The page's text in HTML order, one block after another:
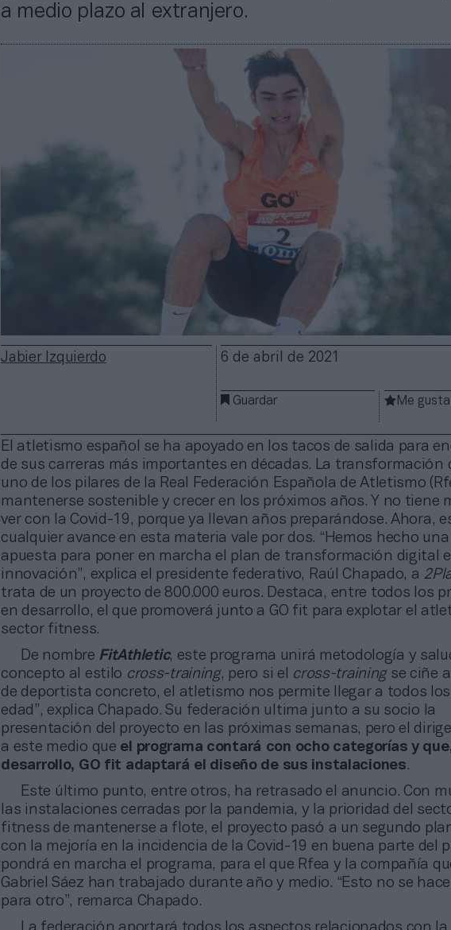
a medio plazo al extranjero.
Jabier Izquierdo 6 de abril de 2021
Guardar Me gusta
El atletismo español se ha apoyado en los tacos de salida para
de sus carreras más importantes en décadas. La transformación
uno de los pilares de la Real Federación Española de Atletismo
mantenerse sostenible y crecer en los próximos años. Y no tiene
ver con la Covid-19, porque ya llevan años preparándose. Ahora,
cualquier avance en esta materia vale por dos. “Hemos hecho
apuesta para poner en marcha el plan de transformación digital e
innovación”, explica el presidente federativo, Raúl Chapado, a
trata de un proyecto de 800.000 euros. Destaca, entre todos los
en desarrollo, el que promoverá junto a GO fit para explotar el
sector fitness.
De nombre FitAthletic, este programa unirá metodología y
concepto al estilo cross-training, pero si el cross-trainingse ciñe
de deportista concreto, el atletismo nos permite llegar a todos
edad”, explica Chapado. Su federación ultima junto a su socio la
presentación del proyecto en las próximas semanas, pero el
a este medio que el programa contará con ocho categorías y
desarrollo, GO fit adaptará el diseño de sus instalaciones.
Este último punto, entre otros, ha retrasado el anuncio. Con
las instalaciones cerradas por la pandemia, y la prioridad del
fitness de mantenerse a flote, el proyecto pasó a un segundo
con la mejoría en la incidencia de la Covid-19 en buena parte del
pondrá en marcha el programa, para el que Rfea y la compañía
Gabriel Sáez han trabajado durante año y medio. “Esto no se
para otro”, remarca Chapado.